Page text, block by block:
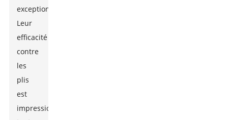
exceptionnel.
Leur
efficacité
contre
les
plis
est
impressionnante,